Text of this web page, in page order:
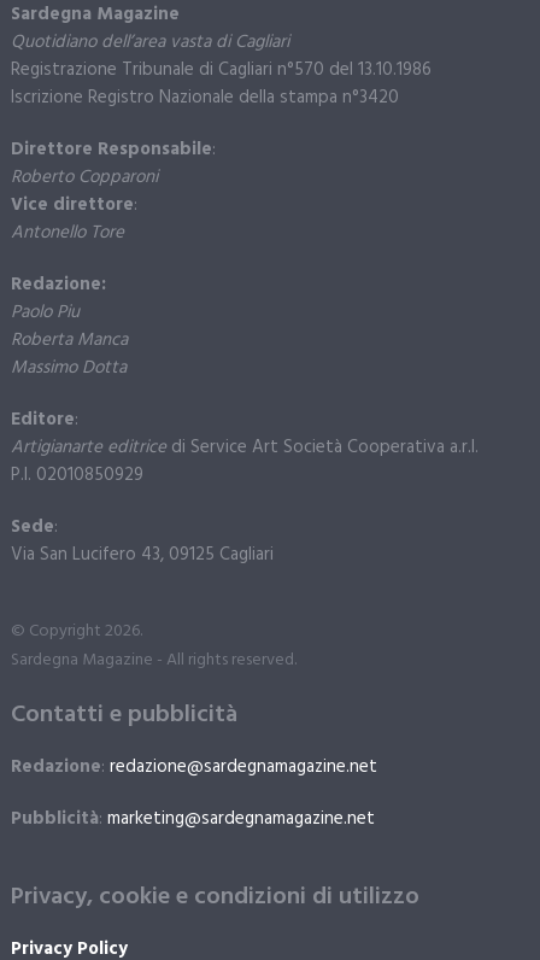
Sardegna Magazine
Quotidiano dell’area vasta di Cagliari
Registrazione Tribunale di Cagliari n°570 del 13.10.1986
Iscrizione Registro Nazionale della stampa n°3420
Direttore Responsabile:
Roberto Copparoni
Vice direttore:
Antonello Tore
Redazione:
Paolo Piu
Roberta Manca
Massimo Dotta
Editore:
Artigianarte editricedi Service Art Società Cooperativa a.r.l.
P.I. 02010850929
Sede:
Via San Lucifero 43, 09125 Cagliari
© Copyright 2026.
Sardegna Magazine - All rights reserved.
Contatti e pubblicità
Redazione: redazione@sardegnamagazine.net
Pubblicità: marketing@sardegnamagazine.net
Privacy, cookie e condizioni di utilizzo
Privacy Policy